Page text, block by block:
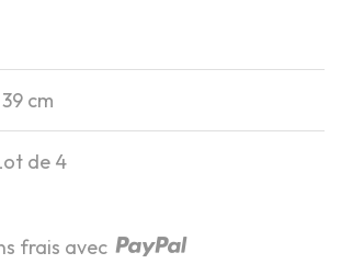
cm
de 4
frais avec